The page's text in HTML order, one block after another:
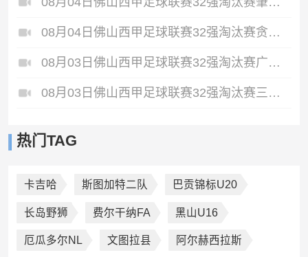
08月04日佛山西甲足球联赛32强淘汰赛贪玩游戏VS美的薪火全场录像
08月03日佛山西甲足球联赛32强淘汰赛广东客家青年VS广州英华思力U17全场录像
08月03日佛山西甲足球联赛32强淘汰赛三水乐民兴健力宝VS中国澳门澳科精英全场录像
热门TAG
卡吉哈 斯图加特二队 巴贡锦标U20
长岛野狮 费尔干纳FA 黑山U16
厄瓜多尔NL 文图拉县 阿尔赫西拉斯